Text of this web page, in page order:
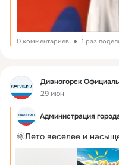
0 комментариев 1 раз
Фид Дивногорск
29 июн
Администрация
🌞Лето веселее и